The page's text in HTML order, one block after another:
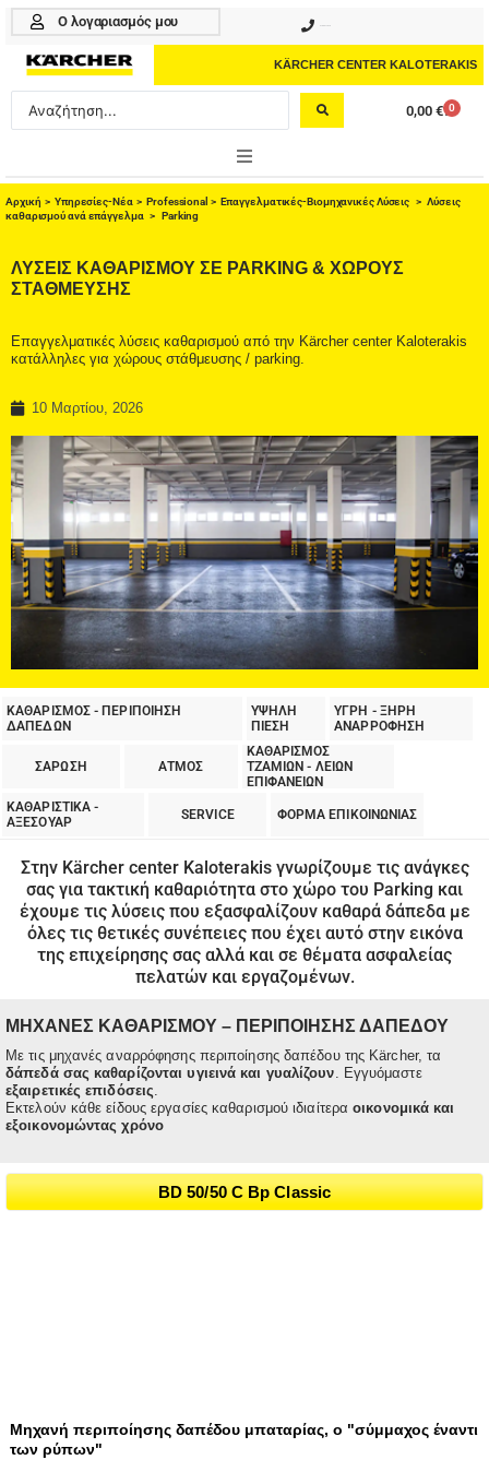
Μετάβαση
περιεχόμενο
Ο λογαριασμός μου
KÄRCHER CENTER KALOTERAKIS
Search
...
0,00 € 0
Cart
ONLINE SHOP
PROFESSIONAL
ΑΞΕΣΟΥΑΡ
Αρχική > Υπηρεσίες-Νέα>Professional > Eπαγγελματικές-Βιομηχανικές Λύσεις >Λύσεις
καθαρισμού ανά επάγγελμα > Parking
ΛΎΣΕΙΣ ΚΑΘΑΡΙΣΜΟΥ ΣΕ PARKING & ΧΩΡΟΥΣ
ΣΤΑΘΜΕΥΣΗΣ
Επαγγελματικές λύσεις καθαρισμού από την Kärcher center Kaloterakis
κατάλληλες για χώρους στάθμευσης / parking.
10 Μαρτίου, 2026
ΚΑΘΑΡΙΣΜΟΣ - ΠΕΡΙΠΟΙΗΣΗ
ΔΑΠΕΔΩΝ
ΥΨΗΛΗ
ΠΙΕΣΗ
ΥΓΡΗ - ΞΗΡΗ
ΑΝΑΡΡΟΦΗΣΗ
ΣΑΡΩΣΗ ΑΤΜΟΣ
ΚΑΘΑΡΙΣΜΟΣ
ΤΖΑΜΙΩΝ - ΛΕΙΩΝ
ΕΠΙΦΑΝΕΙΩΝ
ΚΑΘΑΡΙΣΤΙΚΑ -
ΑΞΕΣΟΥΑΡ
SERVICE ΦΟΡΜΑ ΕΠΙΚΟΙΝΩΝΙΑΣ
Στην Kärcher center Kaloterakis γνωρίζουμε τις ανάγκες
σας για τακτική καθαριότητα στο χώρο του Parking και
έχουμε τις λύσεις που εξασφαλίζουν καθαρά δάπεδα με
όλες τις θετικές συνέπειες που έχει αυτό στην εικόνα
της επιχείρησης σας αλλά και σε θέματα ασφαλείας
πελατών και εργαζομένων.
ΜΗΧΑΝΕΣ ΚΑΘΑΡΙΣΜΟΥ – ΠΕΡΙΠΟΙΗΣΗΣ ΔΑΠΕΔΟΥ
Με τις μηχανές αναρρόφησης περιποίησης δαπέδου της Kärcher, τα
δάπεδά σας καθαρίζονται υγιεινά και γυαλίζουν. Εγγυόμαστε
εξαιρετικές επιδόσεις.
Εκτελούν κάθε είδους εργασίες καθαρισμού ιδιαίτεραοικονομικά και
εξοικονομώντας χρόνο
BD 50/50 C Bp Classic
Mηχανή περιποίησης δαπέδου μπαταρίας, ο "σύμμαχος έναντι
των ρύπων"